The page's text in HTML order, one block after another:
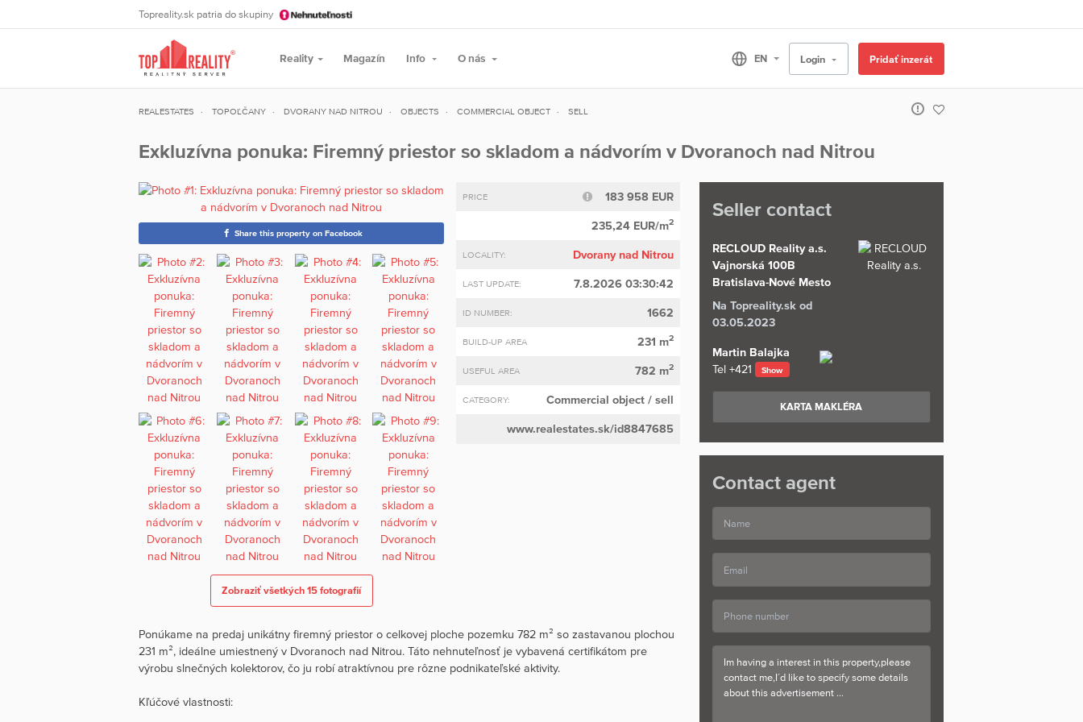
Topreality.sk patria do skupiny
Reality Magazín Info O nás Login Pridať inzerát
REALESTATES TOPOĽČANY DVORANY NAD NITROU OBJECTS COMMERCIAL OBJECT SELL
Exkluzívna ponuka: Firemný priestor so skladom a nádvorím v Dvoranoch nad Nitrou
Share this property on Facebook
Zobraziť všetkých 15 fotografií
PRICE 183 958 EUR
235,24 EUR/m2
LOCALITY: Dvorany nad Nitrou
LAST UPDATE: 7.8.2026 03:30:42
ID NUMBER: 1662
BUILD-UP AREA 231 m2
USEFUL AREA 782 m2
CATEGORY: Commercial object/ sell
www.realestates.sk/id8847685
Ponúkame na predaj unikátny firemný priestor o celkovej ploche pozemku 782 m² so zastavanou plochou
231 m², ideálne umiestnený v Dvoranoch nad Nitrou. Táto nehnuteľnosť je vybavená certifikátom pre
výrobu slnečných kolektorov, čo ju robí atraktívnou pre rôzne podnikateľské aktivity.
Kľúčové vlastnosti:
Seller contact
RECLOUD Reality a.s.
Vajnorská 100B
Bratislava-Nové Mesto
Na Topreality.sk od
03.05.2023
Martin Balajka
Tel+421 Show
KARTA MAKLÉRA
Contact agent